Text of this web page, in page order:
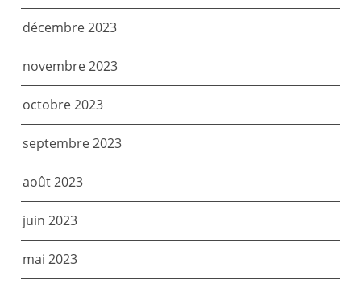
décembre 2023
novembre 2023
octobre 2023
septembre 2023
août 2023
juin 2023
mai 2023